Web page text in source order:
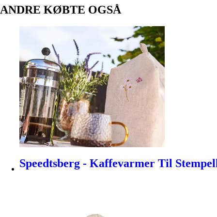
ANDRE KØBTE OGSÅ
Speedtsberg - Kaffevarmer Til